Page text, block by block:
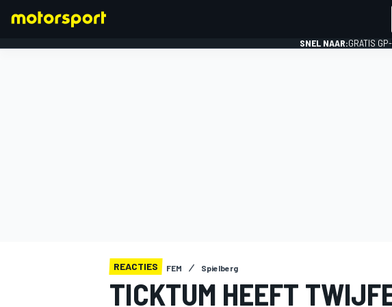
SNEL NAAR:GRATIS
REACTIES FEM Spielberg
TICKTUM HEEFT